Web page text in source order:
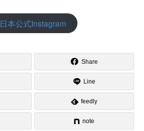
日本公式Instagram
Share
Line
feedly
note